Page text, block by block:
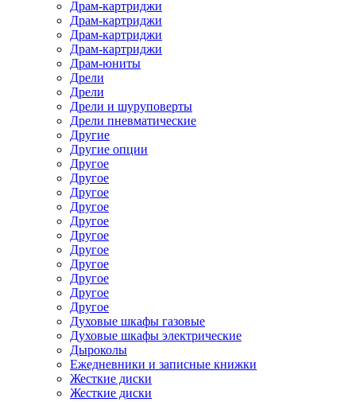
Драм-картриджи
Драм-картриджи
Драм-картриджи
Драм-картриджи
Драм-юниты
Дрели
Дрели
Дрели и шуруповерты
Дрели пневматические
Другие
Другие опции
Другое
Другое
Другое
Другое
Другое
Другое
Другое
Другое
Другое
Другое
Другое
Духовые шкафы газовые
Духовые шкафы электрические
Дыроколы
Ежедневники и записные книжки
Жесткие диски
Жесткие диски